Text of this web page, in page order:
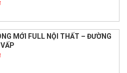
MỚI FULL NỘI THẤT – ĐƯỜNG